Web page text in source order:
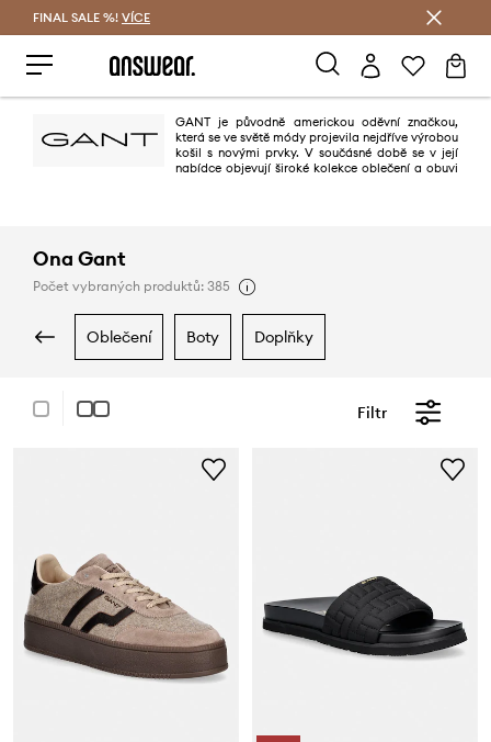
FINAL SALE %! VÍCE
GANT je původně americkou oděvní značkou,
která se ve světě módy projevila nejdříve výrobou
košil s novými prvky. V součásné době se v její
nabídce objevují široké kolekce oblečení a obuvi
Ona Gant
Počet vybraných produktů: 385
oblečení boty doplňky
Filtr